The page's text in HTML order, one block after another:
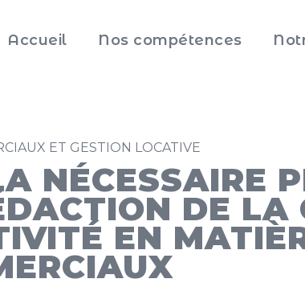
Accueil Nos compétences
ET GESTION LOCATIVE
NÉCESSAIRE
DE LA
EN